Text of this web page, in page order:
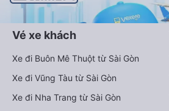
Vé xe khách
Xe đi Buôn Mê Thuột từ Sài Gòn
Xe đi Vũng Tàu từ Sài Gòn
Xe đi Nha Trang từ Sài Gòn